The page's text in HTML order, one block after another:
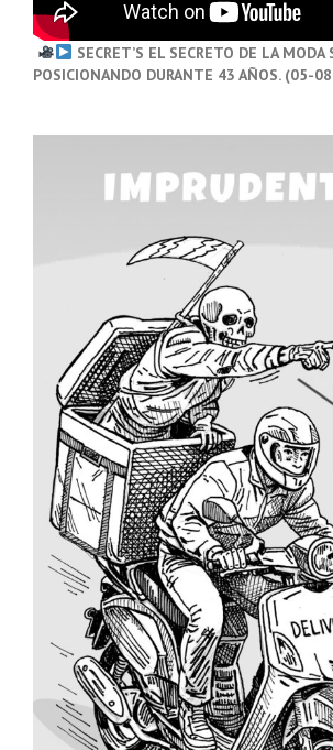
SECRET’S EL SECRETO DE LA MODA
POSICIONANDO DURANTE 43 AÑOS. (05-